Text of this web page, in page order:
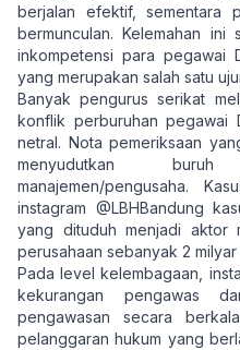
berjalan efektif, sementara
bermunculan. Kelemahan
inkompetensi para pegawai
yang merupakan salah satu
Banyak pengurus serikat
konflik perburuhan pegawai
netral. Nota pemeriksaan
menyudutkan
manajemen/pengusaha.
instagram @LBHBandung
yang dituduh menjadi aktor
perusahaan sebanyak 2 milyar
Pada level kelembagaan,
kekurangan pengawas
pengawasan secara
pelanggaran hukum yang